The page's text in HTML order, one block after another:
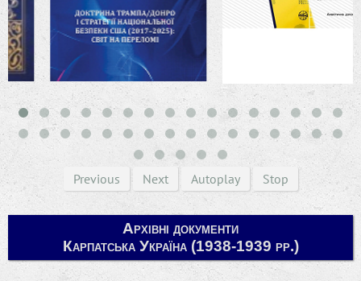
Previous Next Autoplay Stop
Архівні документи
Карпатська Україна (1938-1939 рр.)